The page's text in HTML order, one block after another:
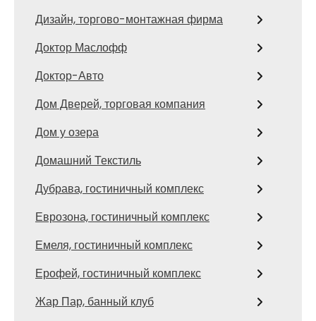
Дизайн, торгово-монтажная фирма
Доктор Маслофф
Доктор-Авто
Дом Дверей, торговая компания
Дом у озера
Домашний Текстиль
Дубрава, гостиничный комплекс
Еврозона, гостиничный комплекс
Емеля, гостиничный комплекс
Ерофей, гостиничный комплекс
Жар Пар, банный клуб